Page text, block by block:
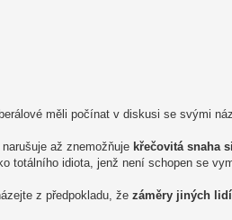
měli počínat v diskusi se svými
až znemožňuje křečovitá snaha
totálního idiota, jenž není schopen se
z předpokladu, že záměry jiných